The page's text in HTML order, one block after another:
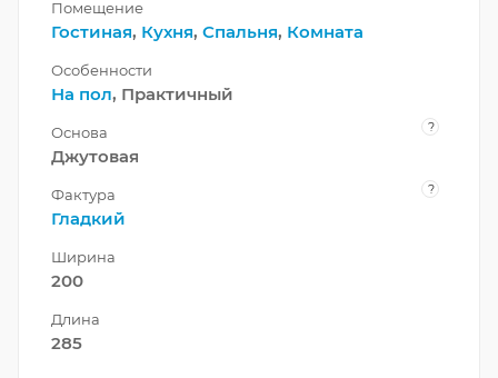
Помещение
Гостиная, Кухня, Спальня, Комната
Особенности
На пол, Практичный
Основа ?
Джутовая
Фактура ?
Гладкий
Ширина
200
Длина
285